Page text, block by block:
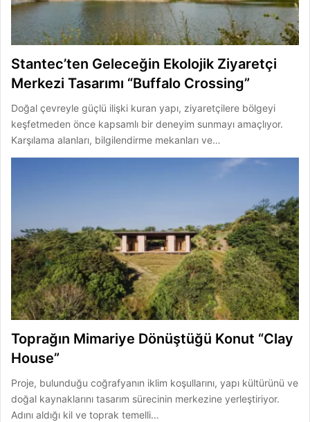
Stantec’ten Geleceğin Ekolojik Ziyaretçi
Merkezi Tasarımı “Buffalo Crossing”
Doğal çevreyle güçlü ilişki kuran yapı, ziyaretçilere bölgeyi
keşfetmeden önce kapsamlı bir deneyim sunmayı amaçlıyor.
Karşılama alanları, bilgilendirme mekanları ve…
Toprağın Mimariye Dönüştüğü Konut “Clay
House”
Proje, bulunduğu coğrafyanın iklim koşullarını, yapı kültürünü ve
doğal kaynaklarını tasarım sürecinin merkezine yerleştiriyor.
Adını aldığı kil ve toprak temelli…